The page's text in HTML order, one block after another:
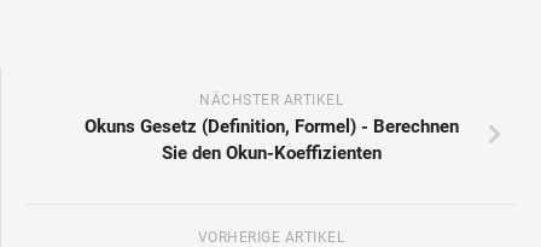
NÄCHSTER ARTIKEL
Okuns Gesetz (Definition, Formel) - Berechnen
Sie den Okun-Koeffizienten
VORHERIGE ARTIKEL